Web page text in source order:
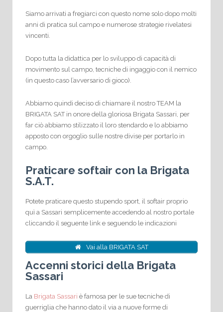
Siamo arrivati a fregiarci con questo nome solo dopo molti
anni di pratica sul campo e numerose strategie rivelatesi
vincenti.
Dopo tutta la didattica per lo sviluppo di capacità di
movimento sul campo, tecniche di ingaggio con il nemico
(in questo caso l’avversario di gioco).
Abbiamo quindi deciso di chiamare il nostro TEAM la
BRIGATA SAT in onore della gloriosa Brigata Sassari, per
far ciò abbiamo stilizzato il loro stendardo e lo abbiamo
apposto con orgoglio sulle nostre divise per portarlo in
campo.
Praticare softair con la Brigata
S.A.T.
Potete praticare questo stupendo sport, il softair proprio
quì a Sassari semplicemente accedendo al nostro portale
cliccando il seguente link e seguendo le indicazioni
Vai alla BRIGATA SAT
Accenni storici della Brigata
Sassari
La Brigata Sassari è famosa per le sue tecniche di
guerriglia che hanno dato il via a nuove forme di